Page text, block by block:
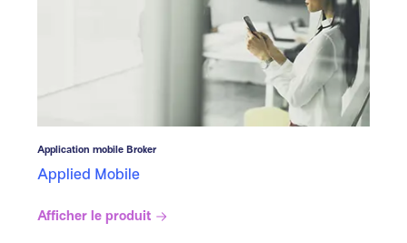
Application mobile Broker
Applied Mobile
Afficher le produit